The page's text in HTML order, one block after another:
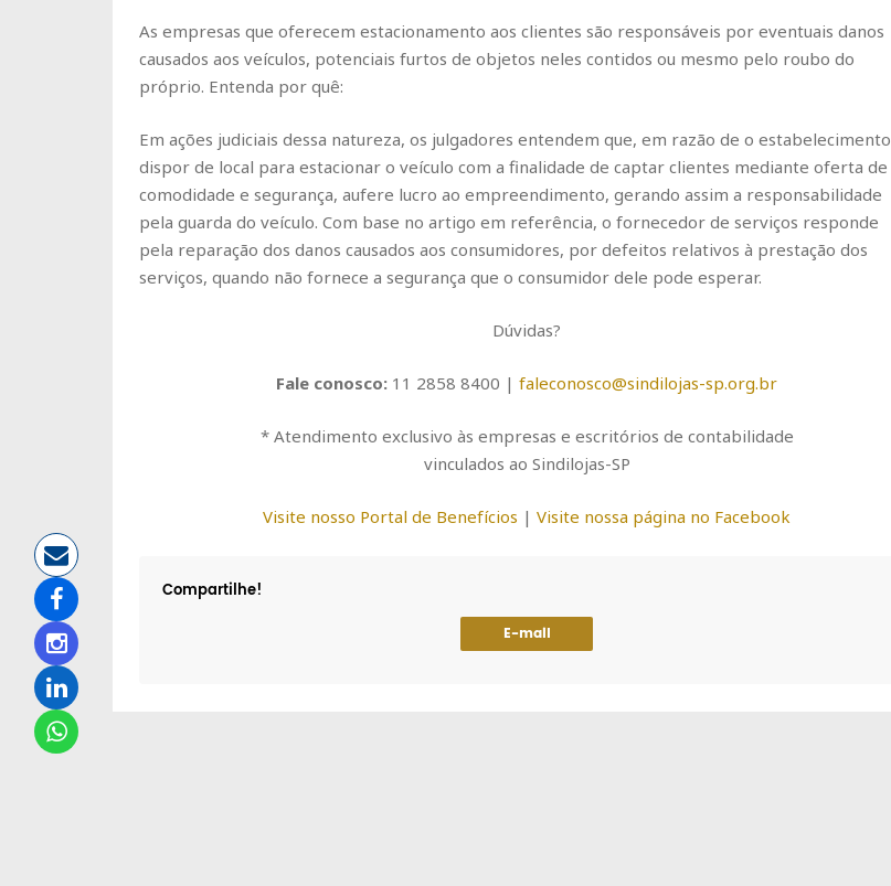
As empresas que oferecem estacionamento aos clientes são responsáveis por eventuais danos
causados aos veículos, potenciais furtos de objetos neles contidos ou mesmo pelo roubo do
próprio. Entenda por quê:
Em ações judiciais dessa natureza, os julgadores entendem que, em razão de o estabelecimento
dispor de local para estacionar o veículo com a finalidade de captar clientes mediante oferta de
comodidade e segurança, aufere lucro ao empreendimento, gerando assim a responsabilidade
pela guarda do veículo. Com base no artigo em referência, o fornecedor de serviços responde
pela reparação dos danos causados aos consumidores, por defeitos relativos à prestação dos
serviços, quando não fornece a segurança que o consumidor dele pode esperar.
Dúvidas?
Fale conosco: 11 2858 8400 | faleconosco@sindilojas-sp.org.br
* Atendimento exclusivo às empresas e escritórios de contabilidade
vinculados ao Sindilojas-SP
Visite nosso Portal de Benefícios | Visite nossa página no Facebook
Compartilhe!
E-mail